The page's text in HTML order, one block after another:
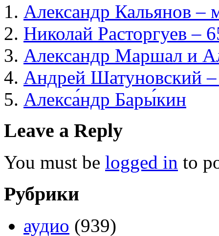
Александр Кальянов –
Николай Расторгуев –
Александр Маршал и
Андрей Шатуновский
Алекса́ндр Бары́кин
Leave a Reply
You must be logged in to
Рубрики
аудио (939)